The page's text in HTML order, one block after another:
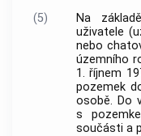
(5)
Na
uživatele
nebo
územního
1. říjnem
pozemek
osobě. Do
s
součásti a